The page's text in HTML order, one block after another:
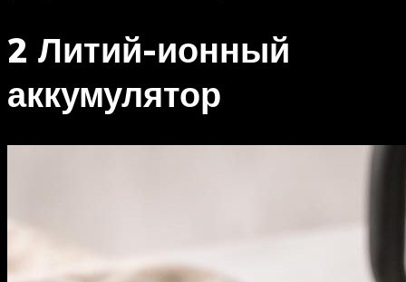
2 Литий-ионный
аккумулятор